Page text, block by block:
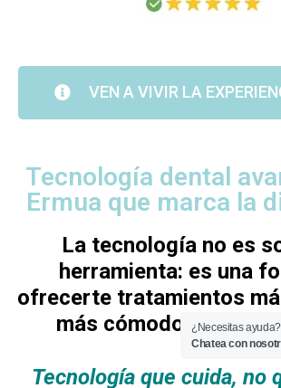
VEN A VIVIR LA
Tecnología dental
Ermua que marca la
La tecnología no es
herramienta: es una
ofrecerte tratamientos
más cómodos y más
Tecnología que cuida, no
¿Necesitas ayuda?
Chatea con